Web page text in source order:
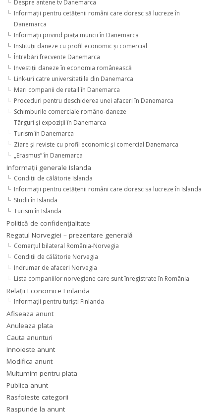
Despre antene tv Danemarca
Informaţii pentru cetăţenii români care doresc să lucreze în
Danemarca
Informaţii privind piaţa muncii în Danemarca
Instituţii daneze cu profil economic şi comercial
Întrebări frecvente Danemarca
Investiţii daneze în economia românească
Link-uri catre universitatiile din Danemarca
Mari companii de retail în Danemarca
Proceduri pentru deschiderea unei afaceri în Danemarca
Schimburile comerciale româno-daneze
Târguri şi expoziţii în Danemarca
Turism în Danemarca
Ziare şi reviste cu profil economic şi comercial Danemarca
„Erasmus” în Danemarca
Informaţii generale Islanda
Condiţii de călătorie Islanda
Informaţii pentru cetăţenii români care doresc sa lucreze în Islanda
Studii în Islanda
Turism în Islanda
Politică de confidențialitate
Regatul Norvegiei – prezentare generală
Comerţul bilateral România-Norvegia
Condiții de călătorie Norvegia
Indrumar de afaceri Norvegia
Lista companiilor norvegiene care sunt înregistrate în România
Relaţii Economice Finlanda
Informaţii pentru turişti Finlanda
Afiseaza anunt
Anuleaza plata
Cauta anunturi
Innoieste anunt
Modifica anunt
Multumim pentru plata
Publica anunt
Rasfoieste categorii
Raspunde la anunt